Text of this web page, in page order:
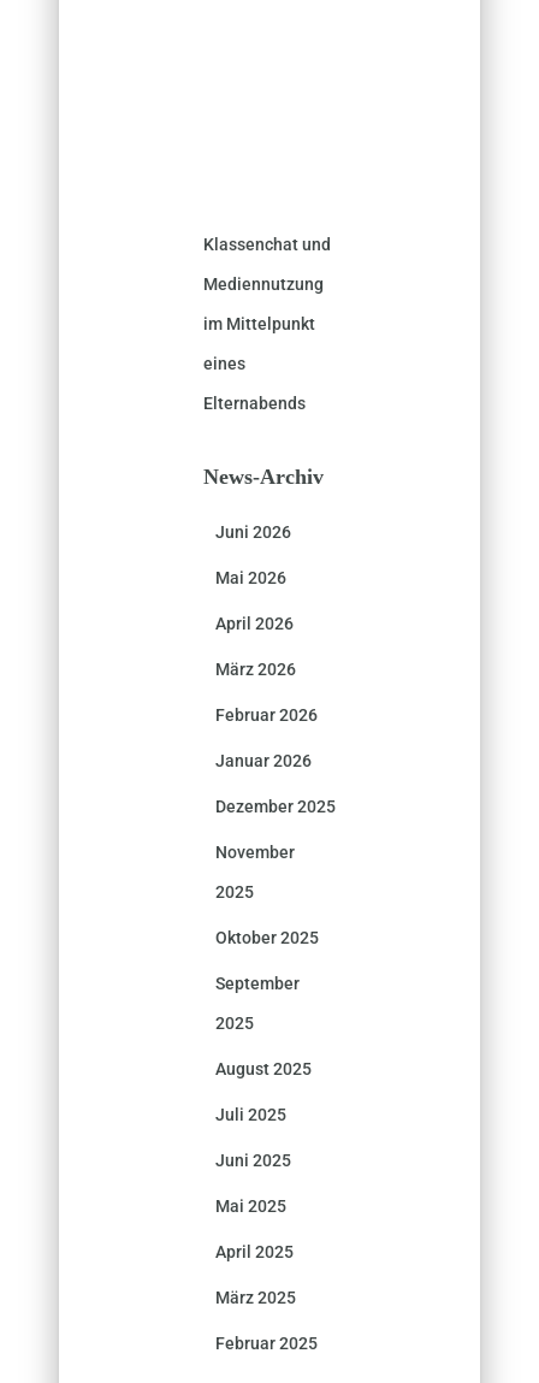
Klassenchat und
Mediennutzung
im Mittelpunkt
eines
Elternabends
News-Archiv
Juni 2026
Mai 2026
April 2026
März 2026
Februar 2026
Januar 2026
Dezember 2025
November
2025
Oktober 2025
September
2025
August 2025
Juli 2025
Juni 2025
Mai 2025
April 2025
März 2025
Februar 2025